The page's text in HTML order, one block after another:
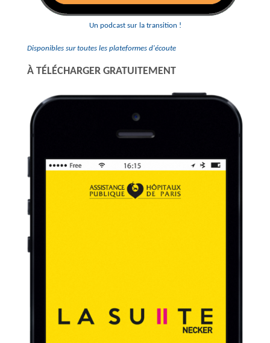
Un podcast sur la transition !
Disponibles sur toutes les plateformes d'écoute
À TÉLÉCHARGER GRATUITEMENT